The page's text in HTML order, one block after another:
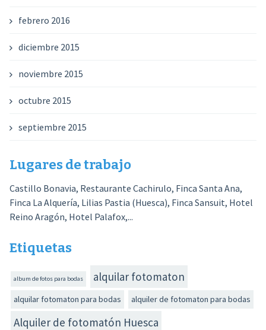
febrero 2016
diciembre 2015
noviembre 2015
octubre 2015
septiembre 2015
Lugares de trabajo
Castillo Bonavia, Restaurante Cachirulo, Finca Santa Ana,
Finca La Alquería, Lilias Pastia (Huesca), Finca Sansuit, Hotel
Reino Aragón, Hotel Palafox,...
Etiquetas
album de fotos para bodas alquilar fotomaton
alquilar fotomaton para bodas alquiler de fotomaton para bodas
Alquiler de fotomatón Huesca